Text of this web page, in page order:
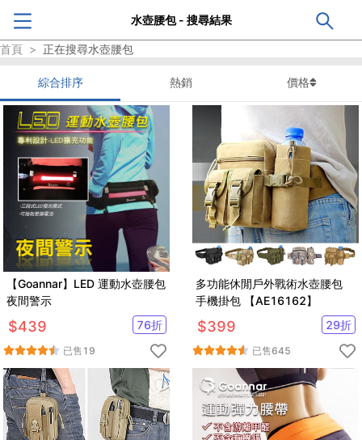
水壺腰包 - 搜尋結果
首頁 > 正在搜尋水壺腰包
綜合排序 熱銷 價格
【Goannar】LED 運動水壺腰包
夜間警示
$439 76折
已售 19
多功能休閒戶外戰術水壺腰包
手機掛包 【AE16162】
$399 29折
已售645